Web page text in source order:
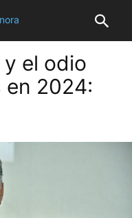
el odio
2024: